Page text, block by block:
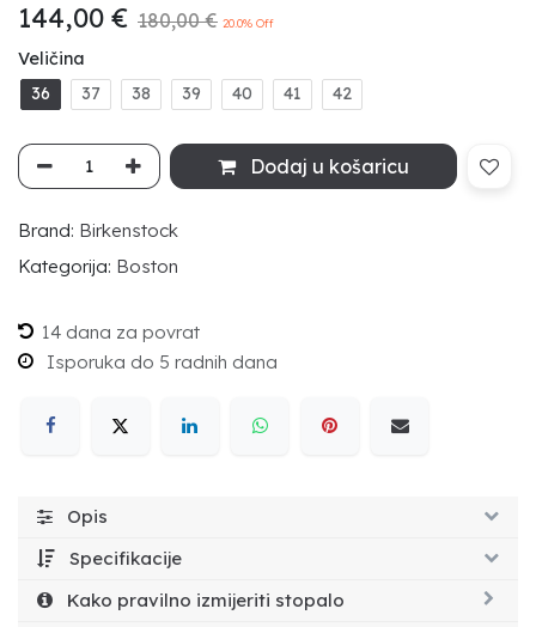
144,00 € 180,00€ 20.0% Off
Veličina
36
37 38 39 40 41 42
Dodaj u košaricu
Brand: Birkenstock
Kategorija: Boston
14 dana za povrat
Isporuka do 5 radnih dana
Opis
Specifikacije
Kako pravilno izmijeriti stopalo